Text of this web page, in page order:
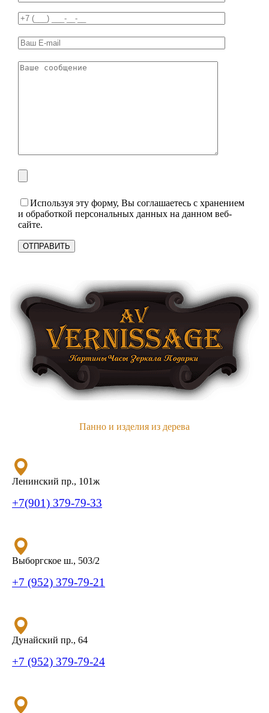
Используя эту форму, Вы соглашаетесь с хранением
и обработкой персональных данных на данном веб-
сайте.
Панно и изделия из дерева
Ленинский пр., 101ж
+7(901) 379-79-33
Выборгское ш., 503/2
+7 (952) 379-79-21
Дунайский пр., 64
+7 (952) 379-79-24